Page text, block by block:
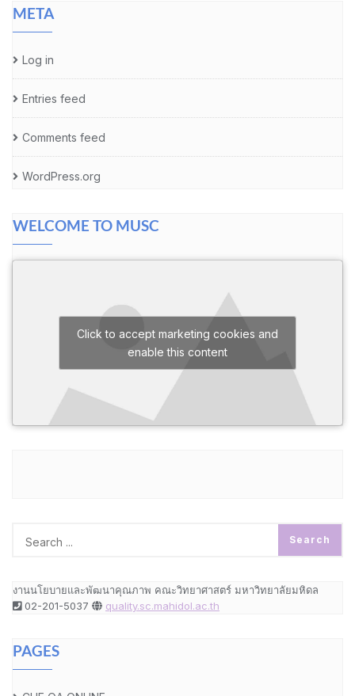
META
Log in
Entries feed
Comments feed
WordPress.org
WELCOME TO MUSC
Click to accept marketing cookies and
enable this content
งานนโยบายและพัฒนาคุณภาพ คณะวิทยาศาสตร์ มหาวิทยาลัยมหิดล
02-201-5037
quality.sc.mahidol.ac.th
PAGES